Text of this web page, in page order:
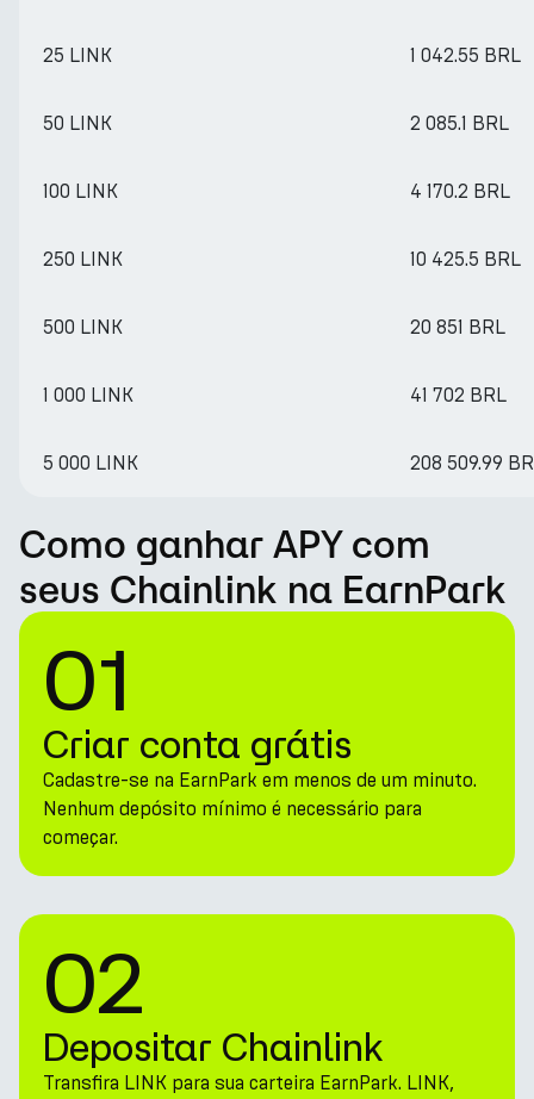
25 LINK 1 042.55 BRL
50 LINK 2 085.1 BRL
100 LINK 4 170.2 BRL
250 LINK 10 425.5 BRL
500 LINK 20 851 BRL
1 000 LINK 41 702 BRL
5 000 LINK 208 509.99
Como ganhar APY com
seus Chainlink na EarnPark
01
Criar conta grátis
Cadastre-se na EarnPark em menos de um minuto.
Nenhum depósito mínimo é necessário para
começar.
02
Depositar Chainlink
Transfira LINK para sua carteira EarnPark. LINK,